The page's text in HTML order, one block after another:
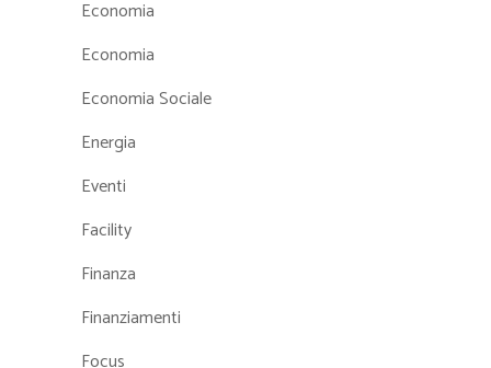
Economia
Economia
Economia Sociale
Energia
Eventi
Facility
Finanza
Finanziamenti
Focus